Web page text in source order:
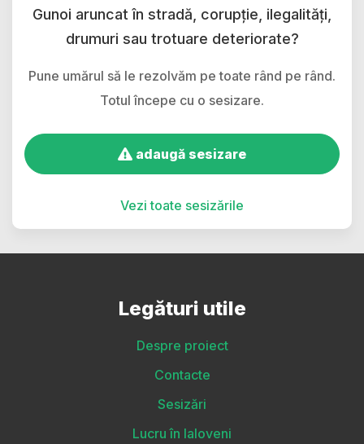
Gunoi aruncat în stradă, corupție, ilegalități,
drumuri sau trotuare deteriorate?
Pune umărul să le rezolvăm pe toate rând pe rând.
Totul începe cu o sesizare.
adaugă sesizare
Vezi toate sesizările
Legături utile
Despre proiect
Contacte
Sesizări
Lucru în Ialoveni